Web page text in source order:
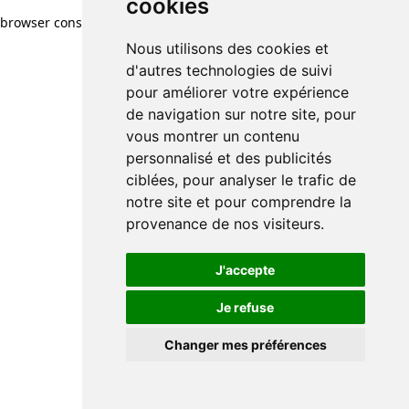
cookies
Nous utilisons des cookies et
d'autres technologies de suivi
pour améliorer votre expérience
de navigation sur notre site, pour
vous montrer un contenu
personnalisé et des publicités
ciblées, pour analyser le trafic de
notre site et pour comprendre la
provenance de nos visiteurs.
J'accepte
Je refuse
Changer mes préférences
browser console for more information)